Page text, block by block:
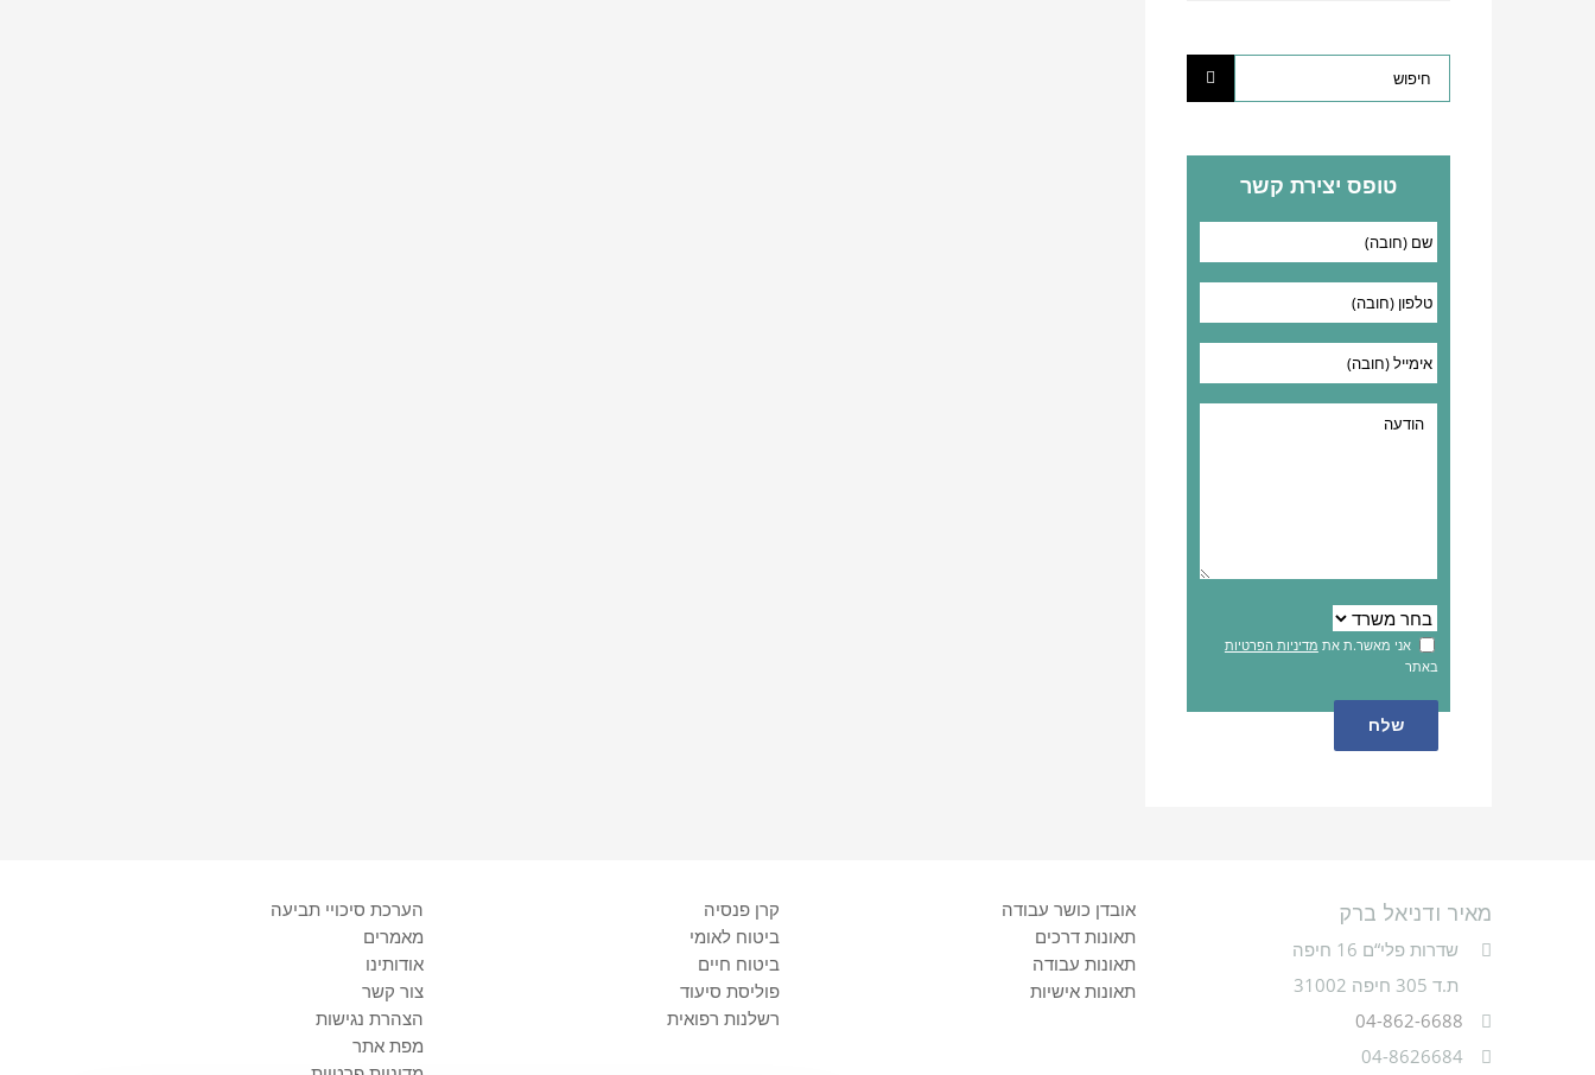
טופס יצירת קשר
אני מאשר.ת את מדיניות הפרטיות
באתר
מאיר ודניאל ברק
שדרות פלי“ם 16 חיפה
ת.ד 305 חיפה 31002
04-862-6688
04-8626684
אובדן כושר עבודה
תאונות דרכים
תאונות עבודה
תאונות אישיות
קרן פנסיה
ביטוח לאומי
ביטוח חיים
פוליסת סיעוד
רשלנות רפואית
הערכת סיכויי תביעה
מאמרים
אודותינו
צור קשר
הצהרת נגישות
מפת אתר